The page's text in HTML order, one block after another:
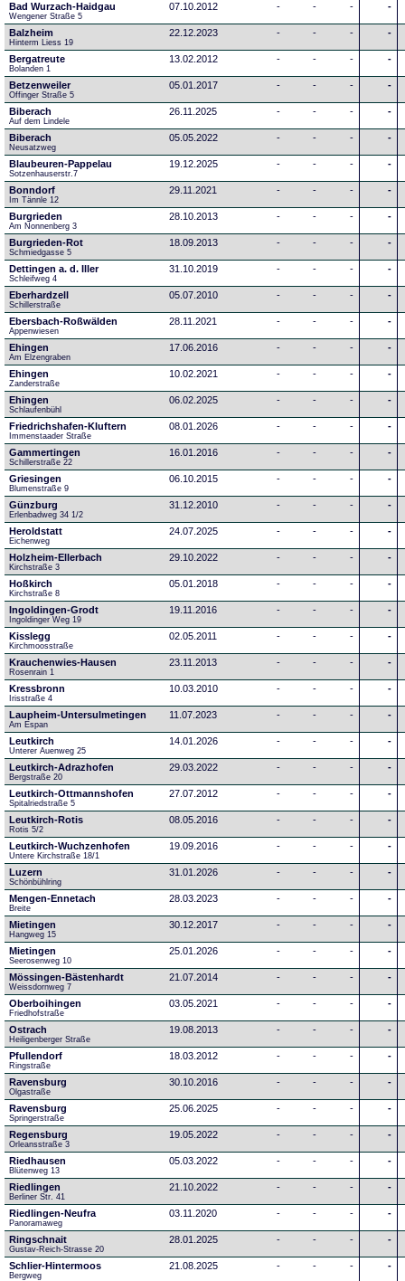
Bad Wurzach-Haidgau
Wengener Straße 5
07.10.2012 - - - -
Balzheim
Hinterm Liess 19
22.12.2023 - - - -
Bergatreute
Bolanden 1
13.02.2012 - - - -
Betzenweiler
Offinger Straße 5
05.01.2017 - - - -
Biberach
Auf dem Lindele
26.11.2025 - - - -
Biberach
Neusatzweg
05.05.2022 - - - -
Blaubeuren-Pappelau
Sotzenhauserstr.7
19.12.2025 - - - -
Bonndorf
Im Tännle 12
29.11.2021 - - - -
Burgrieden
Am Nonnenberg 3
28.10.2013 - - - -
Burgrieden-Rot
Schmiedgasse 5
18.09.2013 - - - -
Dettingen a. d. Iller
Schleifweg 4
31.10.2019 - - - -
Eberhardzell
Schillerstraße
05.07.2010 - - - -
Ebersbach-Roßwälden
Appenwiesen
28.11.2021 - - - -
Ehingen
Am Elzengraben
17.06.2016 - - - -
Ehingen
Zanderstraße
10.02.2021 - - - -
Ehingen
Schlaufenbühl
06.02.2025 - - - -
Friedrichshafen-Kluftern
Immenstaader Straße
08.01.2026 - - - -
Gammertingen
Schillerstraße 22
16.01.2016 - - - -
Griesingen
Blumenstraße 9
06.10.2015 - - - -
Günzburg
Erlenbadweg 34 1/2
31.12.2010 - - - -
Heroldstatt
Eichenweg
24.07.2025 - - - -
Holzheim-Ellerbach
Kirchstraße 3
29.10.2022 - - - -
Hoßkirch
Kirchstraße 8
05.01.2018 - - - -
Ingoldingen-Grodt
Ingoldinger Weg 19
19.11.2016 - - - -
Kisslegg
Kirchmoosstraße
02.05.2011 - - - -
Krauchenwies-Hausen
Rosenrain 1
23.11.2013 - - - -
Kressbronn
Irisstraße 4
10.03.2010 - - - -
Laupheim-Untersulmetingen
Am Espan
11.07.2023 - - - -
Leutkirch
Unterer Auenweg 25
14.01.2026 - - - -
Leutkirch-Adrazhofen
Bergstraße 20
29.03.2022 - - - -
Leutkirch-Ottmannshofen
Spitalriedstraße 5
27.07.2012 - - - -
Leutkirch-Rotis
Rotis 5/2
08.05.2016 - - - -
Leutkirch-Wuchzenhofen
Untere Kirchstraße 18/1
19.09.2016 - - - -
Luzern
Schönbühlring
31.01.2026 - - - -
Mengen-Ennetach
Breite
28.03.2023 - - - -
Mietingen
Hangweg 15
30.12.2017 - - - -
Mietingen
Seerosenweg 10
25.01.2026 - - - -
Mössingen-Bästenhardt
Weissdornweg 7
21.07.2014 - - - -
Oberboihingen
Friedhofstraße
03.05.2021 - - - -
Ostrach
Heiligenberger Straße
19.08.2013 - - - -
Pfullendorf
Ringstraße
18.03.2012 - - - -
Ravensburg
Olgastraße
30.10.2016 - - - -
Ravensburg
Springerstraße
25.06.2025 - - - -
Regensburg
Orleansstraße 3
19.05.2022 - - - -
Riedhausen
Blütenweg 13
05.03.2022 - - - -
Riedlingen
Berliner Str. 41
21.10.2022 - - - -
Riedlingen-Neufra
Panoramaweg
03.11.2020 - - - -
Ringschnait
Gustav-Reich-Strasse 20
28.01.2025 - - - -
Schlier-Hintermoos
Bergweg
21.08.2025 - - - -